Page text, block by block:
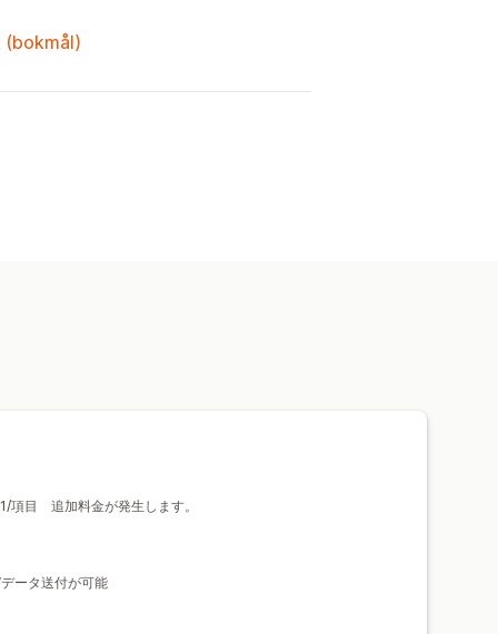
(bokmål)
目 追加料金が発生します。
ータ送付が可能